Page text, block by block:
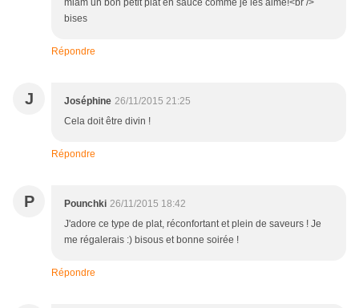
miam un bon petit plat en sauce comme je les aime!<br />
bises
Répondre
J Joséphine 26/11/2015 21:25
Cela doit être divin !
Répondre
P Pounchki 26/11/2015 18:42
J'adore ce type de plat, réconfortant et plein de saveurs ! Je
me régalerais :) bisous et bonne soirée !
Répondre